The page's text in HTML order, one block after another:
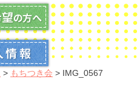
> もちつき会 > IMG_0567